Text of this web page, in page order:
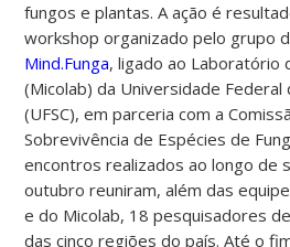
fungos e plantas. A ação é
workshop organizado pelo grupo
Mind.Funga, ligado ao Laboratório
(Micolab) da Universidade Federal
(UFSC), em parceria com a
Sobrevivência de Espécies de
encontros realizados ao longo de
outubro reuniram, além das
e do Micolab, 18 pesquisadores
das cinco regiões do país. Até o